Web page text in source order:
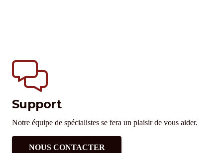
Support
Notre équipe de spécialistes se fera un plaisir de vous aider.
NOUS CONTACTER